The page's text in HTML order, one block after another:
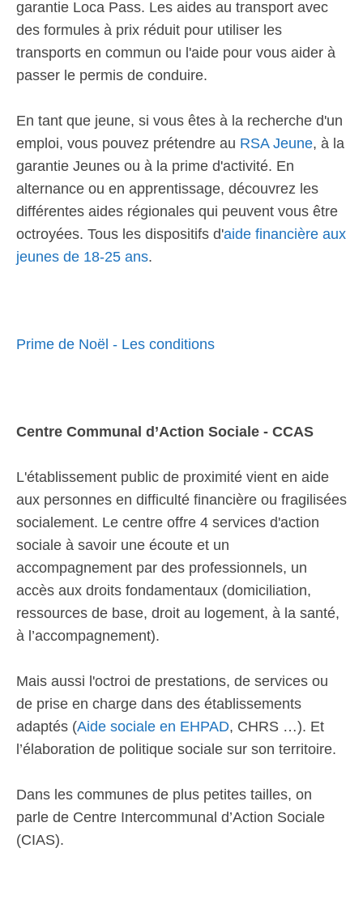
garantie Loca Pass. Les aides au transport avec
des formules à prix réduit pour utiliser les
transports en commun ou l'aide pour vous aider à
passer le permis de conduire.
En tant que jeune, si vous êtes à la recherche d'un
emploi, vous pouvez prétendre au RSA Jeune, à la
garantie Jeunes ou à la prime d'activité. En
alternance ou en apprentissage, découvrez les
différentes aides régionales qui peuvent vous être
octroyées. Tous les dispositifs d'aide financière aux
jeunes de 18-25 ans.
Prime de Noël - Les conditions
Centre Communal d’Action Sociale - CCAS
L'établissement public de proximité vient en aide
aux personnes en difficulté financière ou fragilisées
socialement. Le centre offre 4 services d'action
sociale à savoir une écoute et un
accompagnement par des professionnels, un
accès aux droits fondamentaux (domiciliation,
ressources de base, droit au logement, à la santé,
à l’accompagnement).
Mais aussi l'octroi de prestations, de services ou
de prise en charge dans des établissements
adaptés (Aide sociale en EHPAD, CHRS …). Et
l’élaboration de politique sociale sur son territoire.
Dans les communes de plus petites tailles, on
parle de Centre Intercommunal d’Action Sociale
(CIAS).